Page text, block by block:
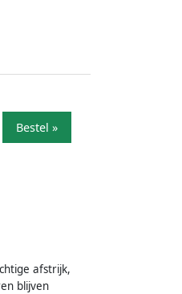
Bestel »
afstrijk,
blijven